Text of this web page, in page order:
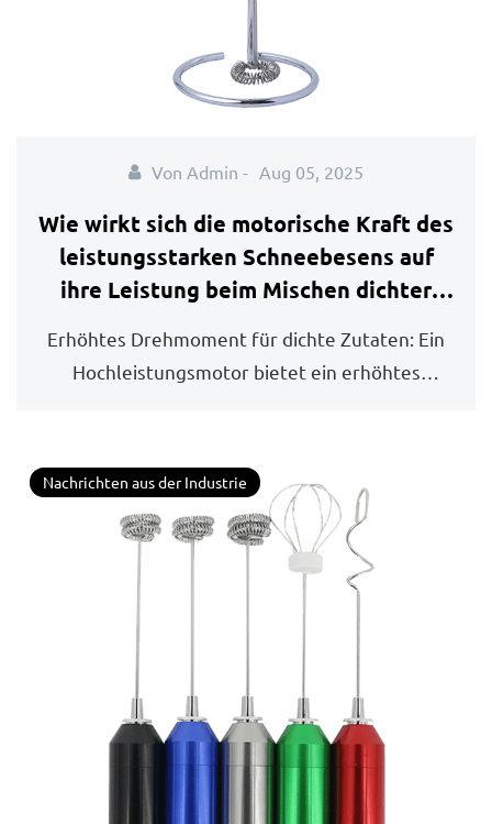
Von Admin - Aug 05, 2025
Wie wirkt sich die motorische Kraft des
leistungsstarken Schneebesens auf
ihre Leistung beim Mischen dichter
Erhöhtes Drehmoment für dichte Zutaten: Ein
Hochleistungsmotor bietet ein erhöhtes
Nachrichten aus der Industrie